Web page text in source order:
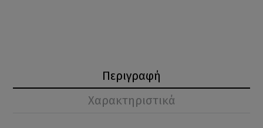
Περιγραφή
Χαρακτηριστικά